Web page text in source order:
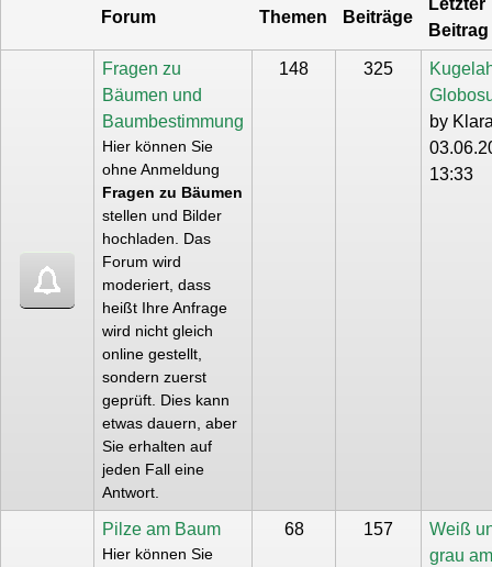
Forum Themen Beiträge
Letzter
Beitrag
Fragen zu
Bäumen und
Baumbestimmung
Hier können Sie
ohne Anmeldung
Fragen zu Bäumen
stellen und Bilder
hochladen. Das
Forum wird
moderiert, dass
heißt Ihre Anfrage
wird nicht gleich
online gestellt,
sondern zuerst
geprüft. Dies kann
etwas dauern, aber
Sie erhalten auf
jeden Fall eine
Antwort.
148 325
by
13:33
Pilze am Baum
Hier können Sie
68 157
Weiß
grau